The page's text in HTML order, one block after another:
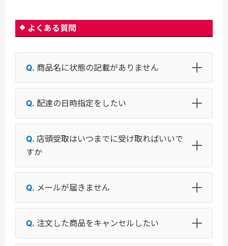
よくある質問
商品名に状態の記載がありません
配達の日時指定をしたい
店頭受取はいつまでに受け取ればいいで
すか
メールが届きません
注文した商品をキャンセルしたい